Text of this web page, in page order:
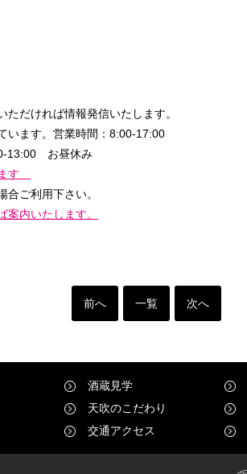
ただければ情報発信いたします。
ます。 営業時間：8:00-17:00
13:00 お昼休み
す
合ご利用下さい。
案内いたします。
前へ 一覧 次へ
酒蔵見学
天吹のこだわり
交通アクセス